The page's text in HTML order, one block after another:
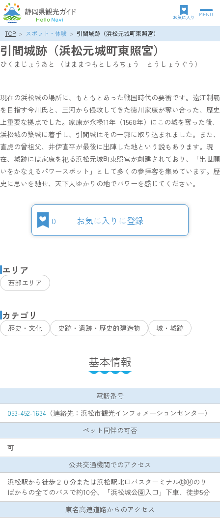
グ
ロ
ナ
ー
シ
ョ
ン
お気に入り MENU
パ
ン
ク
ズ
ト
TOP スポット・体験 引間城跡（浜松元城町東照宮）
引間城跡（浜松元城町東照宮）
ひくまじょうあと （はままつもとしろちょう とうしょうぐう）
現在の浜松城の場所に、もともとあった戦国時代の要衝です。遠江制覇
を目指す今川氏と、三河から侵攻してきた徳川家康が奪い合った、歴史
上重要な拠点でした。家康が永禄11年（1568年）にこの城を奪った後、
浜松城の築城に着手し、引間城はその一郭に取り込まれました。また、
直虎の曾祖父、井伊直平が最後に出陣した地という説もあります。現
在、城跡には家康を祀る浜松元城町東照宮が創建されており、「出世願
いをかなえるパワースポット」として多くの参拝客を集めています。歴
史に思いを馳せ、天下人ゆかりの地でパワーを感じてください。
0 お気に入りに登録
エリア
西部エリア
カテゴリ
歴史・文化 史跡・遺跡・歴史的建造物 城・城跡
基本情報
電話番号
053-452-1634 （連絡先：浜松市観光インフォメーションセンター）
ペット同伴の可否
可
公共交通機関でのアクセス
浜松駅から徒歩２０分または浜松駅北口バスターミナル⑬⑭のり
ばからの全てのバスで約10分、「浜松城公園入口」下車、徒歩5分
東名高速道路からのアクセス